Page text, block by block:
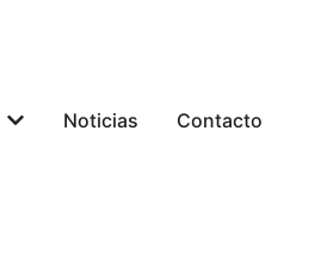
Noticias Contacto